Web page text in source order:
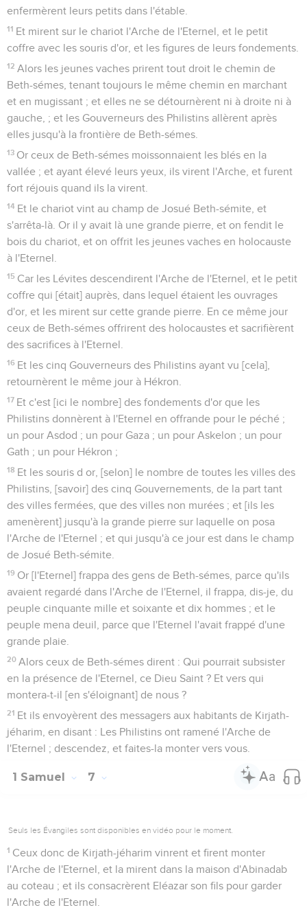
enfermèrent leurs petits dans l'étable.
11 Et mirent sur le chariot l'Arche de l'Eternel, et le petit
coffre avec les souris d'or, et les figures de leurs fondements.
12 Alors les jeunes vaches prirent tout droit le chemin de
Beth-sémes, tenant toujours le même chemin en marchant
et en mugissant ; et elles ne se détournèrent ni à droite ni à
gauche, ; et les Gouverneurs des Philistins allèrent après
elles jusqu'à la frontière de Beth-sémes.
13 Or ceux de Beth-sémes moissonnaient les blés en la
vallée ; et ayant élevé leurs yeux, ils virent l'Arche, et furent
fort réjouis quand ils la virent.
14 Et le chariot vint au champ de Josué Beth-sémite, et
s'arrêta-là. Or il y avait là une grande pierre, et on fendit le
bois du chariot, et on offrit les jeunes vaches en holocauste
à l'Eternel.
15 Car les Lévites descendirent l'Arche de l'Eternel, et le petit
coffre qui [était] auprès, dans lequel étaient les ouvrages
d'or, et les mirent sur cette grande pierre. En ce même jour
ceux de Beth-sémes offrirent des holocaustes et sacrifièrent
des sacrifices à l'Eternel.
16 Et les cinq Gouverneurs des Philistins ayant vu [cela],
retournèrent le même jour à Hékron.
17 Et c'est [ici le nombre] des fondements d'or que les
Philistins donnèrent à l'Eternel en offrande pour le péché ;
un pour Asdod ; un pour Gaza ; un pour Askelon ; un pour
Gath ; un pour Hékron ;
18 Et les souris d or, [selon] le nombre de toutes les villes des
Philistins, [savoir] des cinq Gouvernements, de la part tant
des villes fermées, que des villes non murées ; et [ils les
amenèrent] jusqu'à la grande pierre sur laquelle on posa
l'Arche de l'Eternel ; et qui jusqu'à ce jour est dans le champ
de Josué Beth-sémite.
19 Or [l'Eternel] frappa des gens de Beth-sémes, parce qu'ils
avaient regardé dans l'Arche de l'Eternel, il frappa, dis-je, du
peuple cinquante mille et soixante et dix hommes ; et le
peuple mena deuil, parce que l'Eternel l'avait frappé d'une
grande plaie.
20 Alors ceux de Beth-sémes dirent : Qui pourrait subsister
en la présence de l'Eternel, ce Dieu Saint ? Et vers qui
montera-t-il [en s'éloignant] de nous ?
21 Et ils envoyèrent des messagers aux habitants de Kirjath-
jéharim, en disant : Les Philistins ont ramené l'Arche de
l'Eternel ; descendez, et faites-la monter vers vous.
1 Samuel 7
Seuls les Évangiles sont disponibles en vidéo pour le moment.
1 Ceux donc de Kirjath-jéharim vinrent et firent monter
l'Arche de l'Eternel, et la mirent dans la maison d'Abinadab
au coteau ; et ils consacrèrent Eléazar son fils pour garder
l'Arche de l'Eternel.